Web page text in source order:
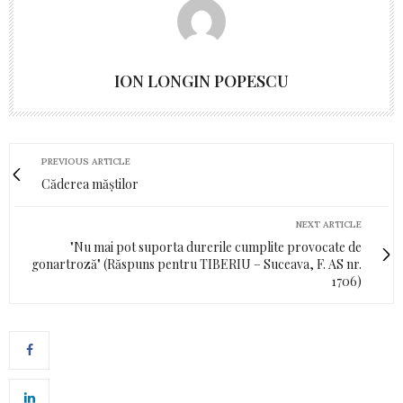
ION LONGIN POPESCU
PREVIOUS ARTICLE
Căderea măștilor
NEXT ARTICLE
"Nu mai pot suporta durerile cumplite provocate de
gonartroză" (Răspuns pentru TIBERIU – Suceava, F. AS nr.
1706)